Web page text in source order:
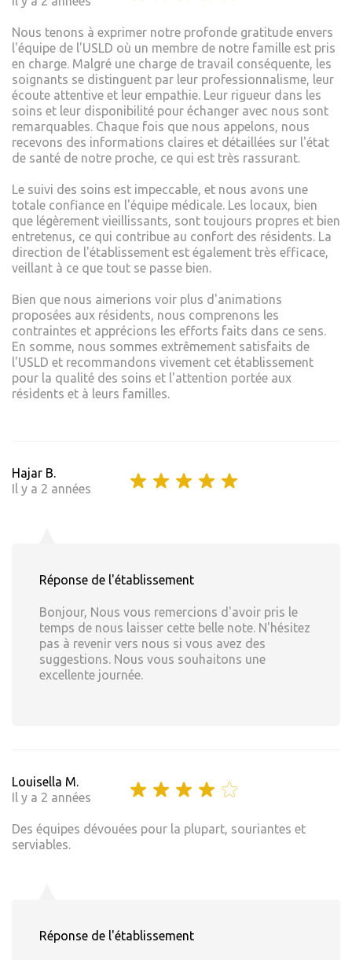
Nous tenons à exprimer notre profonde gratitude envers
l'équipe de l'USLD où un membre de notre famille est pris
en charge. Malgré une charge de travail conséquente, les
soignants se distinguent par leur professionnalisme, leur
écoute attentive et leur empathie. Leur rigueur dans les
soins et leur disponibilité pour échanger avec nous sont
remarquables. Chaque fois que nous appelons, nous
recevons des informations claires et détaillées sur l'état
de santé de notre proche, ce qui est très rassurant.
Le suivi des soins est impeccable, et nous avons une
totale confiance en l'équipe médicale. Les locaux, bien
que légèrement vieillissants, sont toujours propres et bien
entretenus, ce qui contribue au confort des résidents. La
direction de l'établissement est également très efficace,
veillant à ce que tout se passe bien.
Bien que nous aimerions voir plus d'animations
proposées aux résidents, nous comprenons les
contraintes et apprécions les efforts faits dans ce sens.
En somme, nous sommes extrêmement satisfaits de
l'USLD et recommandons vivement cet établissement
pour la qualité des soins et l'attention portée aux
résidents et à leurs familles.
Hajar B.
Il y a 2 années
Réponse de l'établissement
Bonjour, Nous vous remercions d'avoir pris le
temps de nous laisser cette belle note. N'hésitez
pas à revenir vers nous si vous avez des
suggestions. Nous vous souhaitons une
excellente journée.
Louisella M.
Il y a 2 années
Des équipes dévouées pour la plupart, souriantes et
serviables.
Réponse de l'établissement